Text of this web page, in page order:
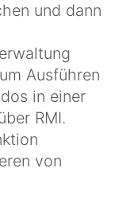
und dann
Ausführen
in einer
RMI.
von